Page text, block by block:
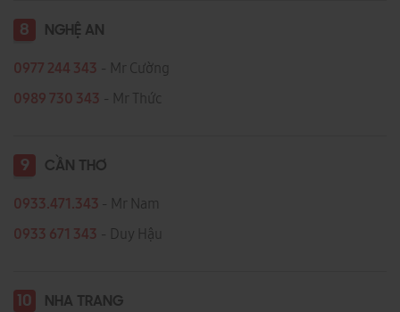
8 NGHỆ AN
0977 244 343 - Mr Cường
0989 730 343 - Mr Thức
9 CẦN THƠ
0933.471.343 - Mr Nam
0933 671 343 - Duy Hậu
10 NHA TRANG